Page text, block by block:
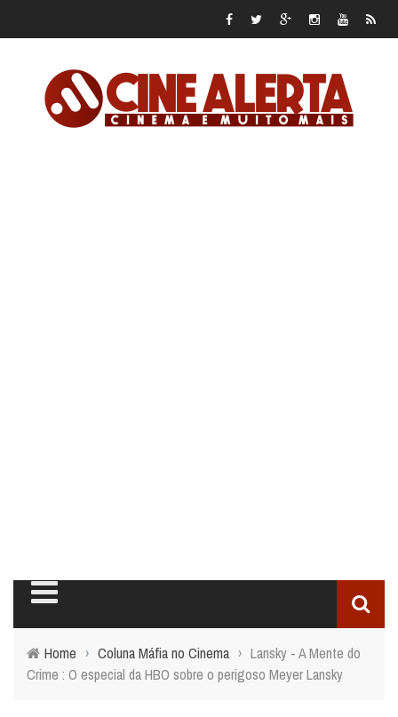
Home › Coluna Máfia no Cinema › Lansky - A Mente do
Crime : O especial da HBO sobre o perigoso Meyer Lansky